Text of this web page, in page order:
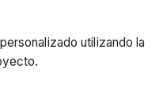
utilizando la